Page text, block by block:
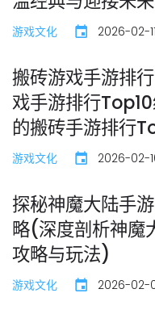
游戏文化 2026-02-
搬砖游戏手游排
戏手游排行
的搬砖手游排行
游戏文化 2026-02-
探秘神魔大陆手
略(深度剖析神魔
攻略与玩法)
游戏文化 2026-02-